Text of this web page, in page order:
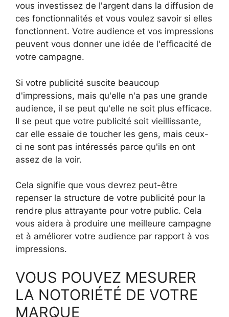
vous investissez de l'argent dans la diffusion de
ces fonctionnalités et vous voulez savoir si elles
fonctionnent. Votre audience et vos impressions
peuvent vous donner une idée de l'efficacité de
votre campagne.
Si votre publicité suscite beaucoup
d'impressions, mais qu'elle n'a pas une grande
audience, il se peut qu'elle ne soit plus efficace.
Il se peut que votre publicité soit vieillissante,
car elle essaie de toucher les gens, mais ceux-
ci ne sont pas intéressés parce qu'ils en ont
assez de la voir.
Cela signifie que vous devrez peut-être
repenser la structure de votre publicité pour la
rendre plus attrayante pour votre public. Cela
vous aidera à produire une meilleure campagne
et à améliorer votre audience par rapport à vos
impressions.
VOUS POUVEZ MESURER
LA NOTORIÉTÉ DE VOTRE
MARQUE